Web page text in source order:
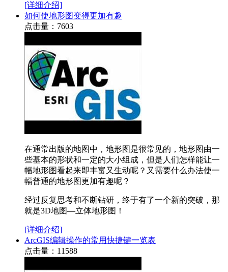
[详细介绍]
如何使地形图变得更加有趣
点击量：7603
在通常出版的地图中，地形图是很常见的，地形图由一
些基本的形状和一定的大小组成，但是人们怎样能让一
幅地形图看起来即丰富又生动呢？又需要什么办法使一
幅普通的地形图更加有趣呢？
经过反复思考和不断钻研，终于有了一个新的突破，那
就是3D地图—立体地形图！
[详细介绍]
ArcGIS编辑操作的常用快捷键一览表
点击量：11588